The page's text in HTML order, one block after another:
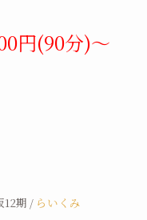
円(90分)～
12期 / らいくみ